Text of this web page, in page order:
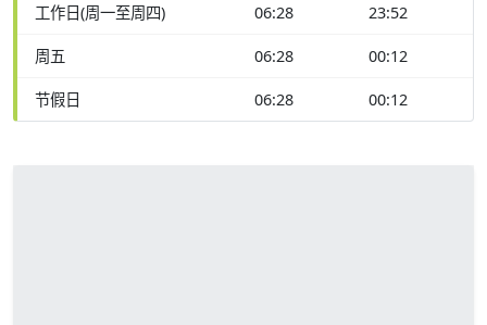
工作日(周一至周四) 06:28 23:52
周五 06:28 00:12
节假日 06:28 00:12